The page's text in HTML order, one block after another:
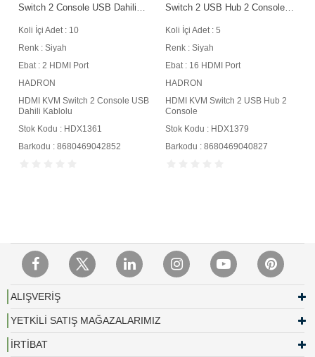
Switch 2 Console USB Dahili
Koli İçi Adet : 10
Renk : Siyah
Ebat : 2 HDMI Port
HADRON
HDMI KVM Switch 2 Console USB
Dahili Kablolu
Stok Kodu : HDX1361
Barkodu : 8680469042852
Switch 2 USB Hub 2 Console
Koli İçi Adet : 5
Renk : Siyah
Ebat : 16 HDMI Port
HADRON
HDMI KVM Switch 2 USB Hub 2
Console
Stok Kodu : HDX1379
Barkodu : 8680469040827
ALIŞVERİŞ
YETKİLİ SATIŞ MAĞAZALARIMIZ
İRTİBAT